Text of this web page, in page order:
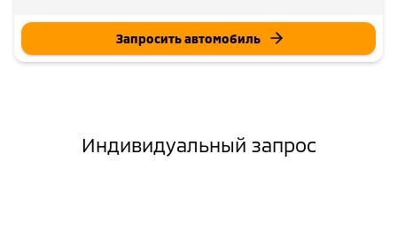
Запросить автомобиль
Индивидуальный запрос